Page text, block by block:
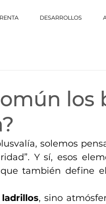
DESARROLLOS
los
Y sí, esos
, sino